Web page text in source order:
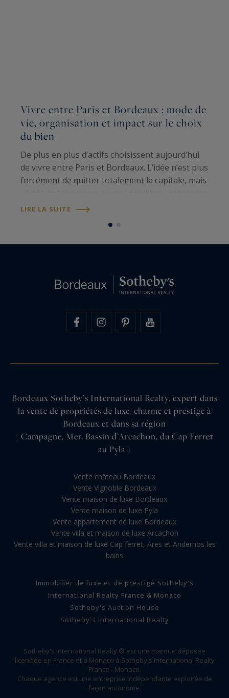
Vivre entre Paris et Bordeaux : mode de
vie, organisation et impact sur le choix
du bien
De plus en plus d’actifs choisissent aujourd’hui
de vivre entre Paris et Bordeaux. L’idée n’est plus
forcément de quitter totalement la capitale, mais
un ancrage professionnel à Paris tout en
LIRE LA SUITE
Bordeaux Sotheby’s International Realty, expert dans
la vente de propriétés de luxe, charme et prestige à
Bordeaux et dans sa région
( Campagne, Mer, Bassin d’Arcachon, du Cap Ferret
au Pyla )
Vente château Bordeaux
Vente Vignoble Bordeaux
Vente maison de luxe Bordeaux
Vente maison de luxe Pyla
Vente appartement de luxe Bordeaux
Vente villa et maison de luxe Arcachon
Vente villa et maison de luxe Cap ferret, Ares et Andernos les
bains
Immobilier de luxe et de prestige Sotheby's
International Realty France & Monaco
Sotheby's Auction House
Sotheby's International Realty
Sotheby's International Realty ® est une marque déposée
licenciée en France et à Monaco à Sotheby's International Realty
France - Monaco.
Chaque agence est une entreprise indépendante exploitée de
façon autonome.